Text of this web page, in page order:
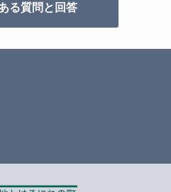
る質問と回答